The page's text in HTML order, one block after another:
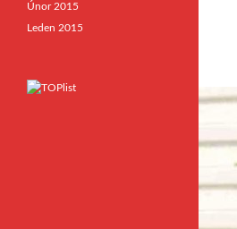
Únor 2015
Leden 2015